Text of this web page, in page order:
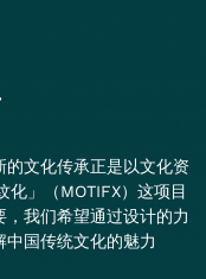
文化传承正是以文化资
」（MOTIFX）这项目
我们希望通过设计的力
国传统文化的魅力